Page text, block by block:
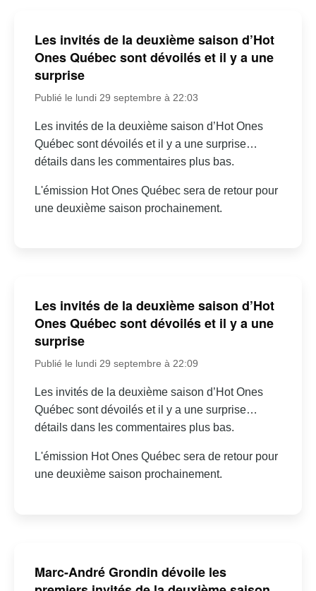
Les invités de la deuxième saison d’Hot
Ones Québec sont dévoilés et il y a une
surprise
Publié le lundi 29 septembre à 22:03
Les invités de la deuxième saison d’Hot Ones
Québec sont dévoilés et il y a une surprise…
détails dans les commentaires plus bas.
L'émission Hot Ones Québec sera de retour pour
une deuxième saison prochainement.
Les invités de la deuxième saison d’Hot
Ones Québec sont dévoilés et il y a une
surprise
Publié le lundi 29 septembre à 22:09
Les invités de la deuxième saison d’Hot Ones
Québec sont dévoilés et il y a une surprise…
détails dans les commentaires plus bas.
L'émission Hot Ones Québec sera de retour pour
une deuxième saison prochainement.
Marc-André Grondin dévoile les